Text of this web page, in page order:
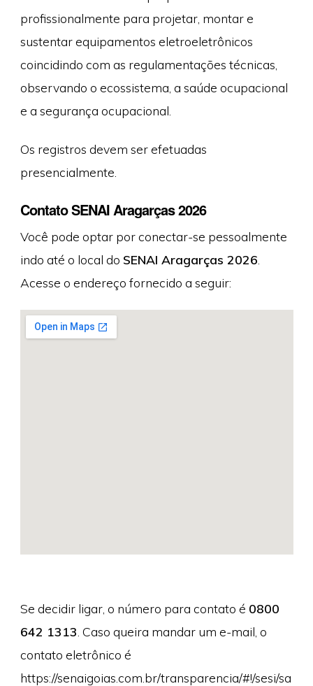
profissionalmente para projetar, montar e
sustentar equipamentos eletroeletrônicos
coincidindo com as regulamentações técnicas,
observando o ecossistema, a saúde ocupacional
e a segurança ocupacional.
Os registros devem ser efetuadas
presencialmente.
Contato SENAI Aragarças 2026
Você pode optar por conectar-se pessoalmente
indo até o local do SENAI Aragarças 2026
Acesse o endereço fornecido a seguir:
Se decidir ligar, o número para contato é 0800
642 1313 . Caso queira mandar um e-mail, o
contato eletrônico é
https://senaigoias.com.br/transparencia/#!/sesi/sa